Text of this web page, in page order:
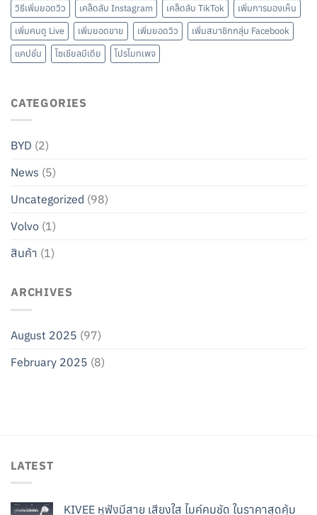
วิธีเพิ่มยอดวิว
เคล็ดลับ Instagram เคล็ดลับ TikTok
เพิ่มการมองเห็น
เพิ่มคนดู Live
เพิ่มยอดขาย เพิ่มยอดวิว
เพิ่มสมาชิกกลุ่ม Facebook
แคปชั่น
โซเชียลมีเดีย โปรโมทเพจ
CATEGORIES
BYD (2)
News (5)
Uncategorized (98)
Volvo (1)
สินค้า (1)
ARCHIVES
August 2025 (97)
February 2025 (8)
LATEST
KIVEE หูฟังมีสาย เสียงใส ไมค์คมชัด ในราคาสุดคุ้ม